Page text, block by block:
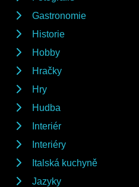
Gastronomie
Historie
Hobby
Hračky
Hry
Hudba
Interiér
Interiéry
Italská kuchyně
Jazyky